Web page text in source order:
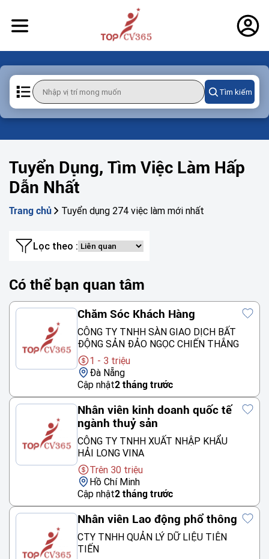
Tìm kiếm
Tuyển Dụng, Tìm Việc Làm Hấp
Dẫn Nhất
Trang chủ Tuyển dụng 274 việc làm mới nhất
Lọc theo :
Chăm Sóc Khách Hàng
CÔNG TY TNHH SÀN GIAO DỊCH BẤT
ĐỘNG SẢN ĐẢO NGỌC CHIẾN THẮNG
1 - 3 triệu
Đà Nẵng
Cập nhật2 tháng trước
Nhân viên kinh doanh quốc tế
ngành thuỷ sản
CÔNG TY TNHH XUẤT NHẬP KHẨU
HẢI LONG VINA
Trên 30 triệu
Hồ Chí Minh
Cập nhật2 tháng trước
Nhân viên Lao động phổ thông
CTY TNHH QUẢN LÝ DỮ LIỆU TIÊN
TIẾN
Có thể bạn quan tâm